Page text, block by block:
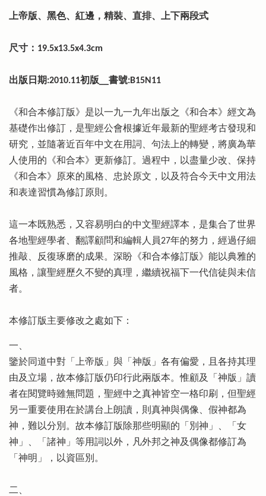
上帝版、黑色、紅邊，精裝、直排、上下兩段式
尺寸：19.5x13.5x4.3cm
出版日期:2010.11初版__書號:B15N11
《和合本修訂版》是以一九一九年出版之《和合本》經文為
基礎作出修訂，是聖經公會根據近年最新的聖經考古發現和
研究，並隨著近百年中文在用詞、句法上的轉變，將廣為華
人使用的《和合本》更新修訂。過程中，以盡量少改、保持
《和合本》原來的風格、忠於原文，以及符合今天中文用法
和表達習慣為修訂原則。
這一本既熟悉，又容易明白的中文聖經譯本，是集合了世界
各地聖經學者、翻譯顧問和編輯人員27年的努力，經過仔細
推敲、反復琢磨的成果。深盼《和合本修訂版》能以典雅的
風格，讓聖經歷久不變的真理，繼續祝福下一代信徒與未信
者。
本修訂版主要修改之處如下：
一、
鑒於同道中對「上帝版」與「神版」各有偏愛，且各持其理
由及立場，故本修訂版仍印行此兩版本。惟顧及「神版」讀
者在閱覽時雖無問題，聖經中之真神皆空一格印刷，但聖經
另一重要使用在於講台上朗讀，則真神與偶像、假神都為
神，難以分別。故本修訂版除那些明顯的「別神」、「女
神」、「諸神」等用詞以外，凡外邦之神及偶像都修訂為
「神明」，以資區別。
二、